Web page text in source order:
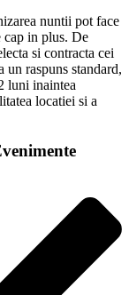
nuntii pot face
cap in plus. De
si contracta cei
raspuns standard,
luni inaintea
locatiei si a